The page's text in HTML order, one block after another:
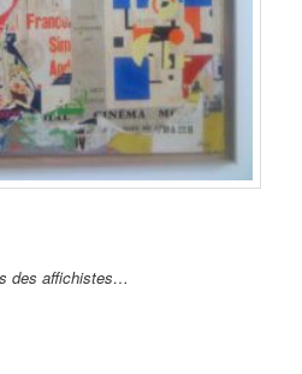
des affichistes…